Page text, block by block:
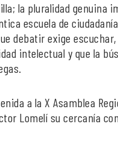
la pluralidad genuina
escuela de
debatir exige
intelectual y que la
a la X Asamblea
Lomelí su cercanía